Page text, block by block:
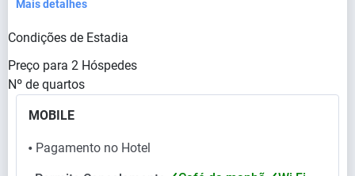
Mais detalhes
Condições de Estadia
Preço para 2 Hóspedes
Nº de quartos
MOBILE
⬤ Pagamento no Hotel